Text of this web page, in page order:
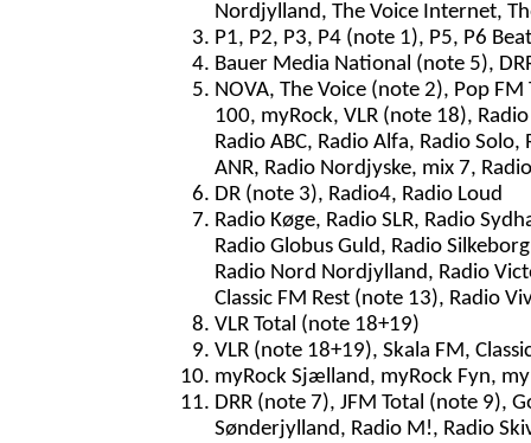
Nordjylland, The Voice Internet,
P1, P2, P3, P4 (note 1), P5, P6
Bauer Media National (note 5),
NOVA, The Voice (note 2), Pop
100, myRock, VLR (note 18),
Radio ABC, Radio Alfa, Radio
ANR, Radio Nordjyske, mix 7,
DR (note 3), Radio4, Radio Loud
Radio Køge, Radio SLR, Radio
Radio Globus Guld, Radio
Radio Nord Nordjylland, Radio
Classic FM Rest (note 13), Radio
VLR Total (note 18+19)
VLR (note 18+19), Skala FM,
myRock Sjælland, myRock Fyn,
DRR (note 7), JFM Total (note 9),
Sønderjylland, Radio M!, Radio